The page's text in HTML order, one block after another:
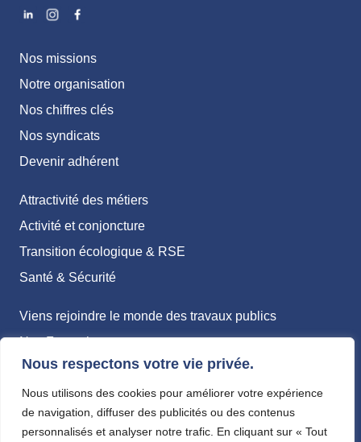
Nous respectons votre vie privée.
Nous utilisons des cookies pour améliorer votre expérience
de navigation, diffuser des publicités ou des contenus
personnalisés et analyser notre trafic. En cliquant sur « Tout
Nos missions
Notre organisation
Nos chiffres clés
Nos syndicats
Devenir adhérent
Attractivité des métiers
Activité et conjoncture
Transition écologique & RSE
Santé & Sécurité
Viens rejoindre le monde des travaux publics
Nos Formations
Métiers
Politique de confidentialité
Mentions légales